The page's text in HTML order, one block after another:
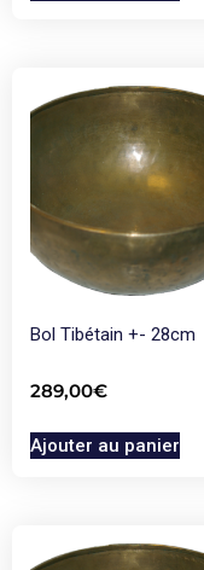
Bol Tibétain +- 28cm
289,00€
Ajouter au panier